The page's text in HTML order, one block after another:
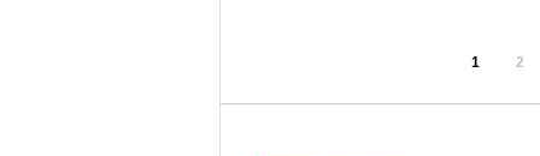
1 2